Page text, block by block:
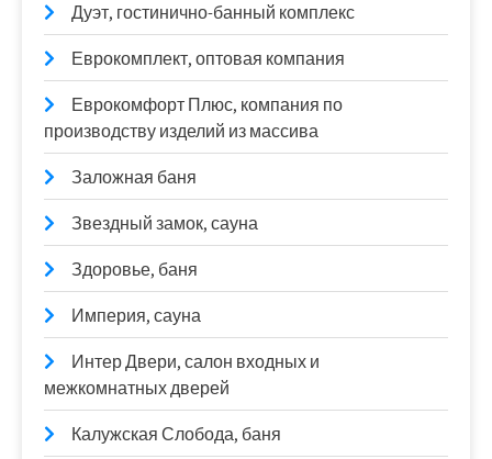
Дуэт, гостинично-банный комплекс
Еврокомплект, оптовая компания
Еврокомфорт Плюс, компания по
производству изделий из массива
Заложная баня
Звездный замок, сауна
Здоровье, баня
Империя, сауна
Интер Двери, салон входных и
межкомнатных дверей
Калужская Слобода, баня